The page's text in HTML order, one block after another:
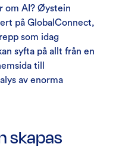
om AI? Øystein
på GlobalConnect,
som idag
syfta på allt från en
till
av enorma
skapas